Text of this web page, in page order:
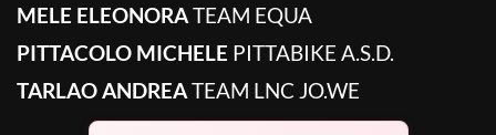
MELE ELEONORATEAM EQUA
PITTACOLO MICHELE PITTABIKE A.S.D.
TARLAO ANDREATEAM LNC JO.WE